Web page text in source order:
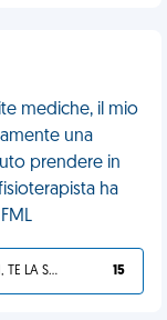
mediche, il mio
una
prendere in
ha
SVEGLIATI, TE LA SEI CERCATA! 15